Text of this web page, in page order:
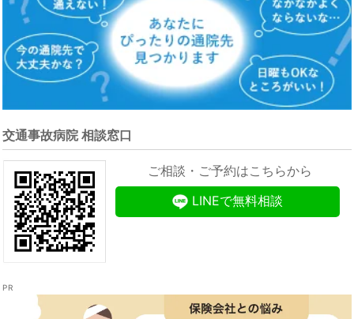
交通事故病院 相談窓口
ご相談・ご予約はこちらから
LINEで無料相談